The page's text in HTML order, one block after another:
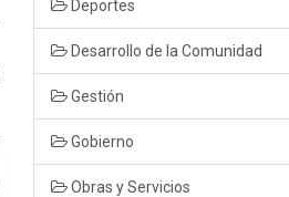
Deportes
Desarrollo de la Comunidad
Gestión
Gobierno
Obras y Servicios